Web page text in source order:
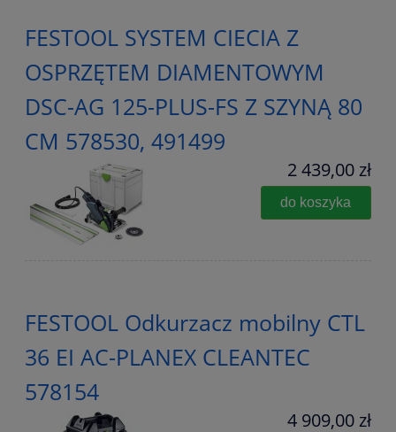
FESTOOL SYSTEM CIECIA Z
OSPRZĘTEM DIAMENTOWYM
DSC-AG 125-PLUS-FS Z SZYNĄ 80
CM 578530, 491499
2 439,00 zł
do koszyka
FESTOOL Odkurzacz mobilny CTL
36 EI AC-PLANEX CLEANTEC
578154
4 909,00 zł